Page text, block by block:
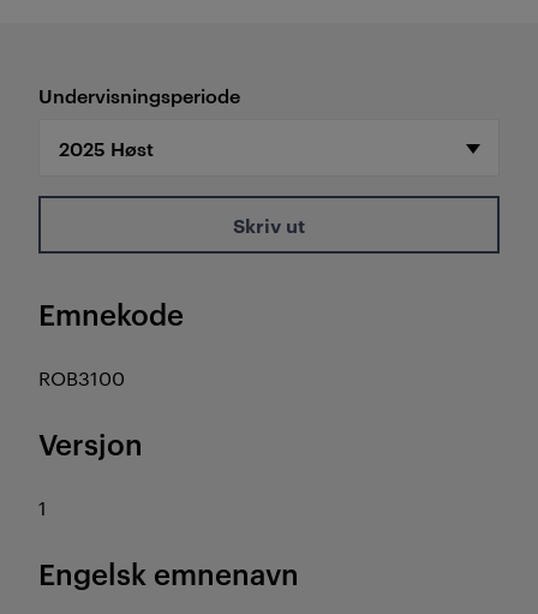
Undervisningsperiode
Skriv ut
Emnekode
ROB3100
Versjon
1
Engelsk emnenavn